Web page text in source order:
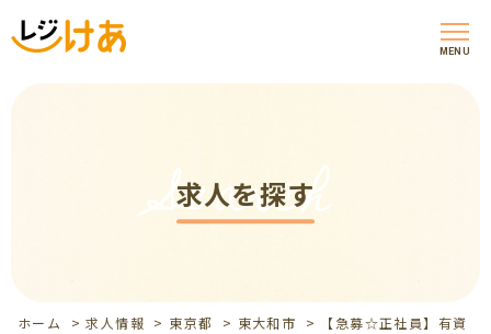
MENU
求人を探す
Search
ホーム >求人情報 > 東京都 > 東大和市 >
【急募☆正社員】有資